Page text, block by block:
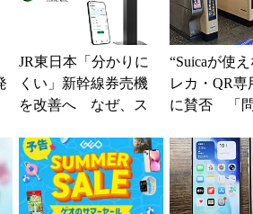
JR東日本「分かりに
くい」新幹線券売機
を改善へ なぜ、ス
の最短1分購入」を実
現？
“Suicaが使
レカ・QR専
に賛否 「問
系ICの方が